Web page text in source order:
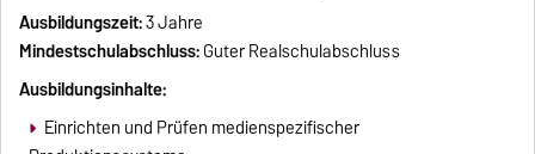
Ausbildungszeit:3 Jahre
Mindestschulabschluss:Guter Realschulabschluss
Ausbildungsinhalte:
Einrichten und Prüfen medienspezifischer